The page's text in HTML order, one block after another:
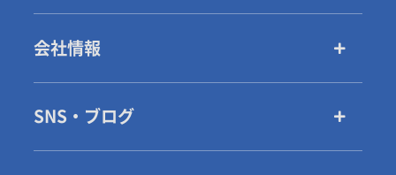
会社情報
SNS・ブログ